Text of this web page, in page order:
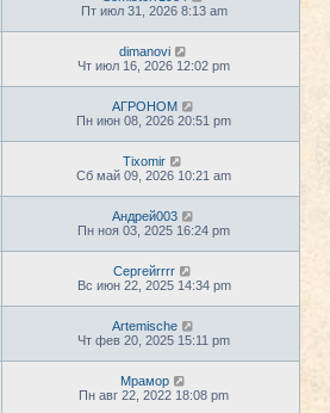
Пт июл 31, 2026 8:13 am
dimanovi
Чт июл 16, 2026 12:02 pm
АГРОНОМ
Пн июн 08, 2026 20:51 pm
Tixomir
Сб май 09, 2026 10:21 am
Андрей003
Пн ноя 03, 2025 16:24 pm
Сергейrrrr
Вс июн 22, 2025 14:34 pm
Artemische
Чт фев 20, 2025 15:11 pm
Мрамор
Пн авг 22, 2022 18:08 pm